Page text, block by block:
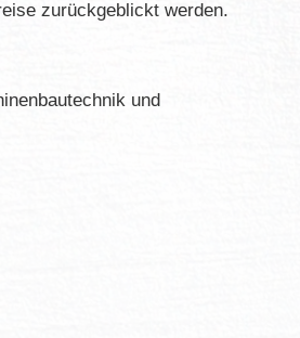
zurückgeblickt werden.
und